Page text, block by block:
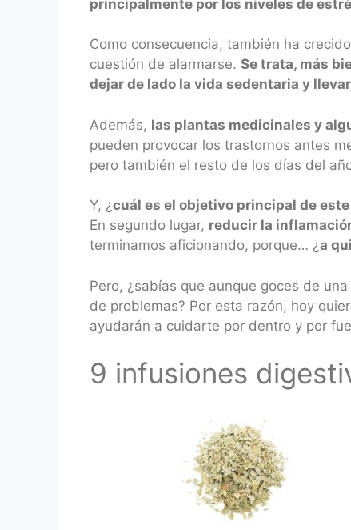
principalmente por los niveles de
Como consecuencia, también ha
cuestión de alarmarse. Se trata, más
dejar de lado la vida sedentaria y
Además, las plantas medicinales y
pueden provocar los trastornos antes
pero también el resto de los días del
Y, ¿cuál es el objetivo principal de
En segundo lugar, reducir la
terminamos aficionando, porque… ¿a
Pero, ¿sabías que aunque goces de
de problemas? Por esta razón, hoy
ayudarán a cuidarte por dentro y por
9 infusiones